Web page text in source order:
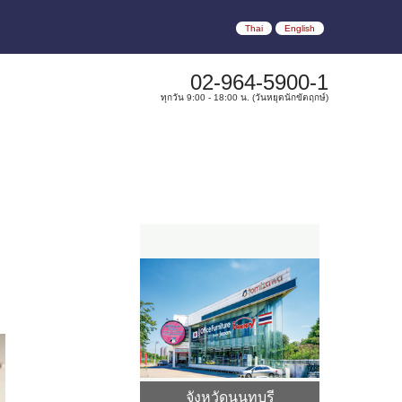
Thai English
02-964-5900-1
ทุกวัน 9:00 - 18:00 น. (วันหยุดนักขัตฤกษ์)
จังหวัดนนทบุรี